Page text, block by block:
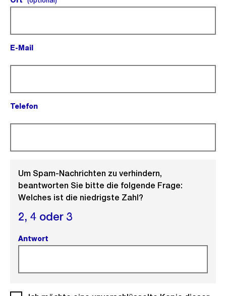
E-Mail
Telefon
Um Spam-Nachrichten zu verhindern,
beantworten Sie bitte die folgende Frage:
Welches ist die niedrigste Zahl?
2, 4 oder 3
Antwort